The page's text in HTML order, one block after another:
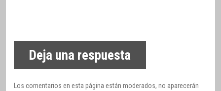
Deja una respuesta
Los comentarios en esta página están moderados, no aparecerán